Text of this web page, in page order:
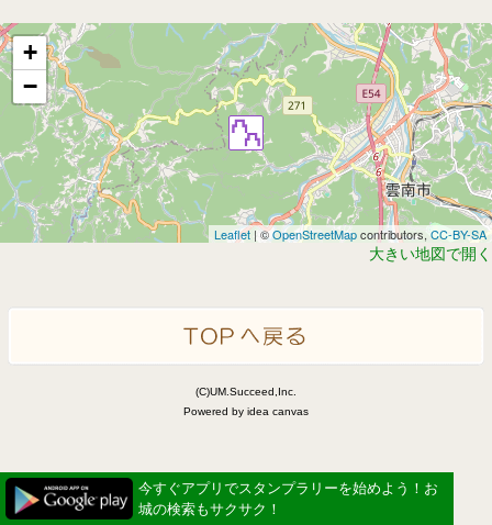
+
−
Leaflet | ©OpenStreetMapcontributors, CC-BY-SA
大きい地図で開く
(C)UM.Succeed,Inc.
Powered by idea canvas
今すぐアプリでスタンプラリーを始めよう！お
城の検索もサクサク！